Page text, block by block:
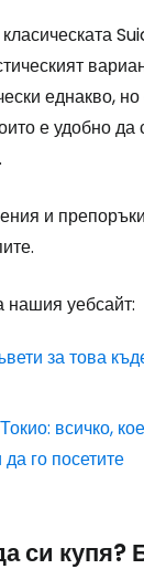
еднакво,
е удобно да
и
нашия уебсайт:
за това
всичко,
го посетите
си купя?